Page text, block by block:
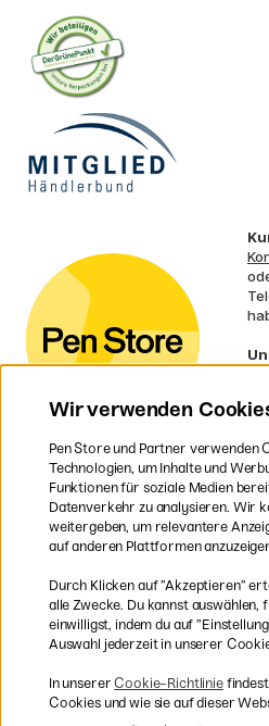
UK
EU
Sichere Bezahlung mit Visa,
Wir verwenden
Pen Store und Partner verwenden
Technologien, um Inhalte und
Funktionen für soziale Medien
Datenverkehr zu analysieren. Wir
weitergeben, um relevantere
auf anderen Plattformen
Durch Klicken auf ”Akzeptieren”
alle Zwecke. Du kannst auswählen,
einwilligst, indem du auf
Auswahl jederzeit in unserer
In unsererCookie-Richtliniefindest
Cookies und wie sie auf dieser